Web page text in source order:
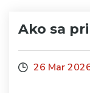
Ako sa
26 Mar